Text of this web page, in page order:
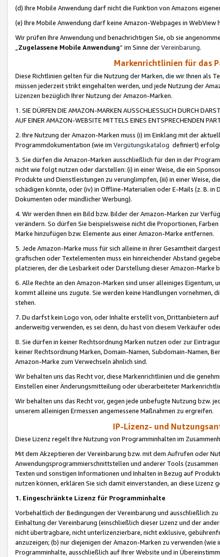
(d) Ihre Mobile Anwendung darf nicht die Funktion von Amazons
(e) Ihre Mobile Anwendung darf keine Amazon-Webpages in WebView
Wir prüfen Ihre Anwendung und benachrichtigen Sie, ob sie
„Zugelassene Mobile Anwendung“ im Sinne derVereinbarung.
Markenrichtlinien für das
Diese Richtlinien gelten für die Nutzung der Marken, die wir Ihnen als
müssen jederzeit strikt eingehalten werden, und jede Nutzung der
Lizenzen bezüglich Ihrer Nutzung der Amazon-Marken.
1. SIE DÜRFEN DIE AMAZON-MARKEN AUSSCHLIESSLICH DURCH
AUF EINER AMAZON-WEBSITE MITTELS EINES ENTSPRECHENDEN
2. Ihre Nutzung der Amazon-Marken muss (i) im Einklang mit der
Programmdokumentation (wie im Vergütungskatalog definiert)
3. Sie dürfen die Amazon-Marken ausschließlich für den in der
nicht wie folgt nutzen oder darstellen: (i) in einer Weise, die ein
Produkte und Dienstleistungen zu verunglimpfen, (iii) in einer Weise,
schädigen könnte, oder (iv) in Offline-Materialien oder E-Mails (z. B. in
Dokumenten oder mündlicher Werbung).
4. Wir werden Ihnen ein Bild bzw. Bilder der Amazon-Marken zur
verändern. So dürfen Sie beispielsweise nicht die Proportionen,
Marke hinzufügen bzw. Elemente aus einer Amazon-Marke entfernen.
5. Jede Amazon-Marke muss für sich alleine in ihrer Gesamtheit
grafischen oder Textelementen muss ein hinreichender Abstand
platzieren, der die Lesbarkeit oder Darstellung dieser Amazon-Marke
6. Alle Rechte an den Amazon-Marken sind unser alleiniges
kommt alleine uns zugute. Sie werden keine Handlungen vornehmen,
stehen.
7. Du darfst kein Logo von, oder Inhalte erstellt von,Drittanbietern auf
anderweitig verwenden, es sei denn, du hast von diesem Verkäufer
8. Sie dürfen in keiner Rechtsordnung Marken nutzen oder zur
keiner Rechtsordnung Marken, Domain-Namen, Subdomain-Namen,
Amazon-Marke zum Verwechseln ähnlich sind.
Wir behalten uns das Recht vor, diese Markenrichtlinien und die
Einstellen einer Änderungsmitteilung oder überarbeiteter
Wir behalten uns das Recht vor, gegen jede unbefugte Nutzung bzw.
unserem alleinigen Ermessen angemessene Maßnahmen zu ergreifen.
IP-Lizenz- und
Diese Lizenz regelt Ihre Nutzung von Programminhalten im
Mit dem Akzeptieren der Vereinbarung bzw. mit dem Aufrufen oder
Anwendungsprogrammierschnittstellen und anderer Tools (zusammen
Texten und sonstigen Informationen und Inhalten in Bezug auf
nutzen können, erklären Sie sich damit einverstanden, an diese Lizenz
1. Eingeschränkte Lizenz für Programminhalte
Vorbehaltlich der Bedingungen der Vereinbarung und ausschließlich
Einhaltung der Vereinbarung (einschließlich dieser Lizenz und der
nicht übertragbare, nicht unterlizenzierbare, nicht exklusive,
anzuzeigen; (b) nur diejenigen der Amazon-Marken zu verwenden
Programminhalte, ausschließlich auf Ihrer Website und in